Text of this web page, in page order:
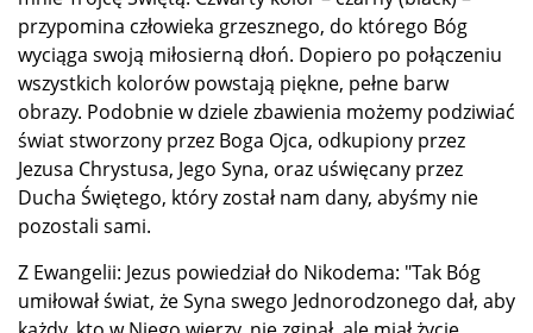
przypomina człowieka grzesznego, do którego Bóg
wyciąga swoją miłosierną dłoń. Dopiero po połączeniu
wszystkich kolorów powstają piękne, pełne barw
obrazy. Podobnie w dziele zbawienia możemy podziwiać
świat stworzony przez Boga Ojca, odkupiony przez
Jezusa Chrystusa, Jego Syna, oraz uświęcany przez
Ducha Świętego, który został nam dany, abyśmy nie
pozostali sami.
Z Ewangelii: Jezus powiedział do Nikodema: "Tak Bóg
umiłował świat, że Syna swego Jednorodzonego dał, aby